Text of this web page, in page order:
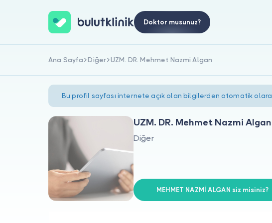
Doktor musunuz?
Ana Sayfa Diğer UZM. DR. Mehmet Nazmi Algan
Bu profil sayfası internete açık olan bilgilerden otomatik
UZM. DR. Mehmet Nazmi Algan
Diğer
MEHMET NAZMİ ALGAN siz misiniz?